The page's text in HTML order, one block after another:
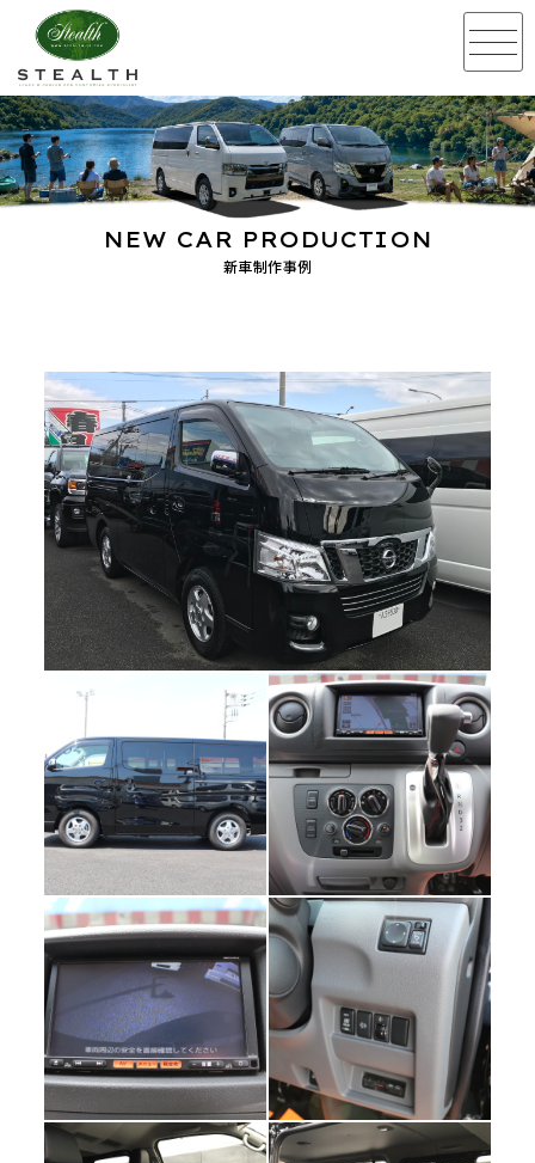
新車制作事例
NEW CAR PRODUCTION